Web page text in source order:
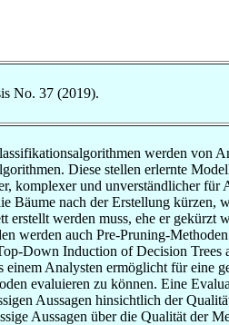
No. 37 (2019).
werden von
Diese stellen erlernte
komplexer und unverständlicher
Bäume nach der Erstellung kürzen,
erstellt werden muss, ehe er gekürzt
werden auch Pre-Pruning-
Down Induction of Decision Trees
Analysten ermöglicht für eine
evaluieren zu können. Eine
Aussagen hinsichtlich der
Aussagen über die Qualität der